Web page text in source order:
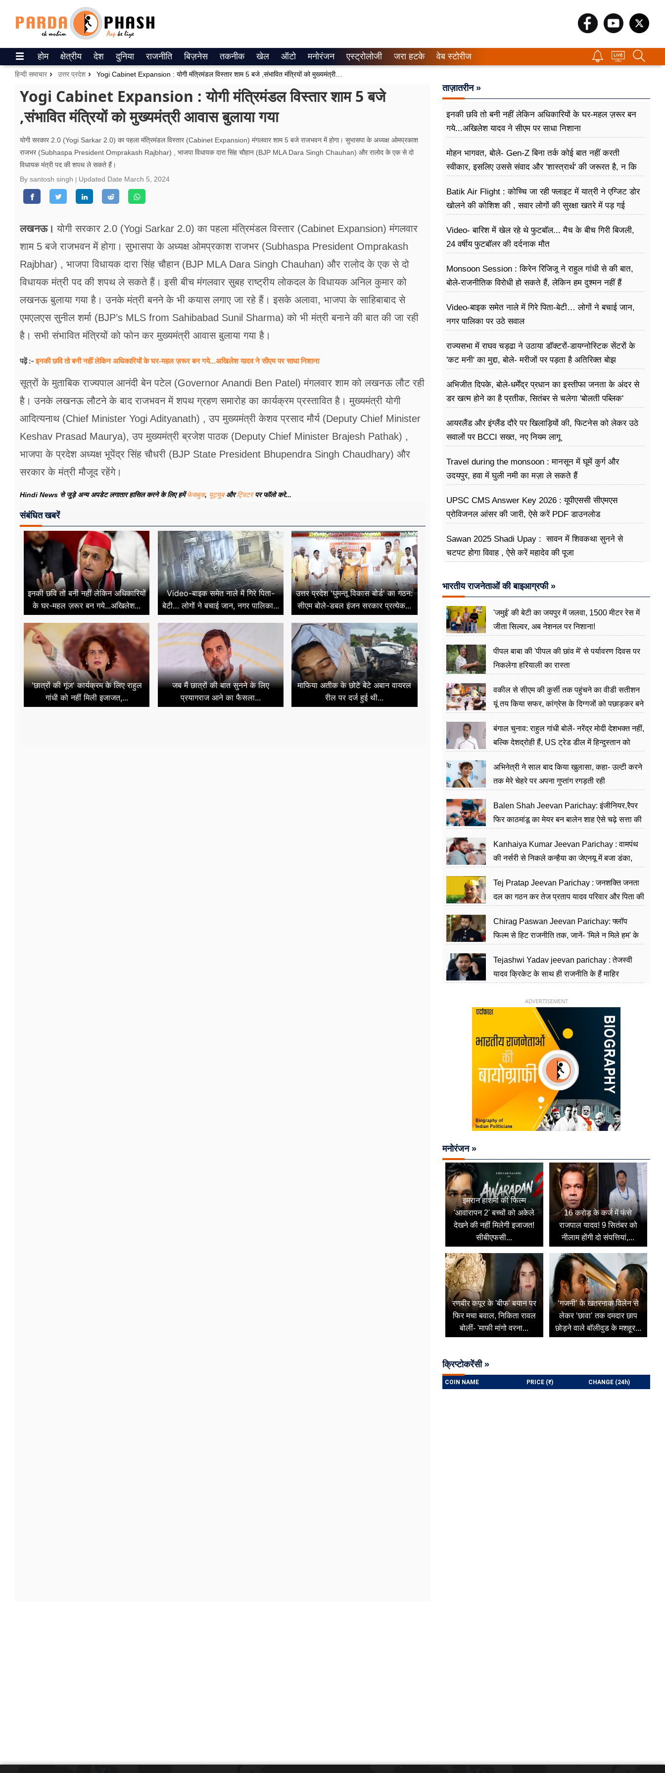
ePaper
वेब स्टोरीज
उत्तर प्रदेश
गैलरी
वीडियो
रिलेशनशिप
जीवन मंत्रा
फूड
सेहत
शिक्षा
अन्य खबरें
होम क्षेत्रीय देश दुनिया राजनीति बिज़नेस तकनीक खेल ऑटो मनोरंजन एस्ट्रोलोजी जरा हटके वेब स्टोरीज
हिन्दी समाचार उत्तर प्रदेश Yogi Cabinet Expansion : योगी मंत्रिमंडल विस्तार शाम 5 बजे ,संभावित मंत्रियों को मुख्यमंत्री आवास बुलाया गया
Yogi Cabinet Expansion : योगी मंत्रिमंडल विस्तार शाम 5 बजे
,संभावित मंत्रियों को मुख्यमंत्री आवास बुलाया गया
योगी सरकार 2.0 (Yogi Sarkar 2.0) का पहला मंत्रिमंडल विस्तार (Cabinet Expansion) मंगलवार शाम 5 बजे राजभवन में होगा। सुभासपा के अध्यक्ष ओमप्रकाश
राजभर (Subhaspa President Omprakash Rajbhar) , भाजपा विधायक दारा सिंह चौहान (BJP MLA Dara Singh Chauhan) और रालोद के एक से दो
विधायक मंत्री पद की शपथ ले सकते हैं।
By santosh singh
Updated Date March 5, 2024
लखनऊ। योगी सरकार 2.0 (Yogi Sarkar 2.0) का पहला मंत्रिमंडल विस्तार (Cabinet Expansion) मंगलवार
शाम 5 बजे राजभवन में होगा। सुभासपा के अध्यक्ष ओमप्रकाश राजभर (Subhaspa President Omprakash
Rajbhar) , भाजपा विधायक दारा सिंह चौहान (BJP MLA Dara Singh Chauhan) और रालोद के एक से दो
विधायक मंत्री पद की शपथ ले सकते हैं। इसी बीच मंगलवार सुबह राष्ट्रीय लोकदल के विधायक अनिल कुमार को
लखनऊ बुलाया गया है। उनके मंत्री बनने के भी कयास लगाए जा रहे हैं। इसके अलावा, भाजपा के साहिबाबाद से
एमएलएस सुनील शर्मा (BJP’s MLS from Sahibabad Sunil Sharma) को भी मंत्री बनाने की बात की जा रही
है। सभी संभावित मंत्रियों को फोन कर मुख्यमंत्री आवास बुलाया गया है।
पढ़ें :-इनकी छवि तो बनी नहीं लेकिन अधिकारियों के घर-महल ज़रूर बन गये...अखिलेश यादव ने सीएम पर साधा​ निशाना
सूत्रों के मुताबिक राज्यपाल आनंदी बेन पटेल (Governor Anandi Ben Patel) मंगलवार शाम को लखनऊ लौट रही
है। उनके लखनऊ लौटने के बाद राजभवन में शपथ ग्रहण समारोह का कार्यक्रम प्रस्तावित है। मुख्यमंत्री योगी
आदित्यनाथ (Chief Minister Yogi Adityanath) , उप मुख्यमंत्री केशव प्रसाद मौर्य (Deputy Chief Minister
Keshav Prasad Maurya), उप मुख्यमंत्री ब्रजेश पाठक (Deputy Chief Minister Brajesh Pathak) ,
भाजपा के प्रदेश अध्यक्ष भूपेंद्र सिंह चौधरी (BJP State President Bhupendra Singh Chaudhary) और
सरकार के मंत्री मौजूद रहेंगे।
Hindi News से जुड़े अन्य अपडेट लगातार हासिल करने के लिए हमेंफेसबुक, यूट्यूबऔरट्विटरपर फॉलो करे...
संबंधित खबरें
इनकी छवि तो बनी नहीं लेकिन अधिकारियों
के घर-महल ज़रूर बन गये...अखिलेश...
Video-बाइक समेत नाले में गिरे पिता-
बेटी… लोगों ने बचाई जान, नगर पालिका...
उत्तर प्रदेश 'घुमन्तू विकास बोर्ड' का गठन:
सीएम बोले-डबल इंजन सरकार प्रत्येक...
'छात्रों की गूंज' कार्यक्रम के लिए राहुल
गांधी को नहीं मिली इजाजत,...
जब मैं छात्रों की बात सुनने के लिए
प्रयागराज आने का फैसला...
माफिया अतीक के छोटे बेटे अबान वायरल
रील पर दर्ज हुई थी...
ताज़ातरीन »
इनकी छवि तो बनी नहीं लेकिन अधिकारियों के घर-महल ज़रूर बन
गये...अखिलेश यादव ने सीएम पर साधा​ निशाना
मोहन भागवत, बोले- Gen-Z बिना तर्क कोई बात नहीं करती
स्वीकार, इसलिए उससे संवाद और 'शास्त्रार्थ' की जरूरत है, न कि
Batik Air Flight : कोच्चि जा रही फ्लाइट में यात्री ने एग्जिट डोर
खोलने की कोशिश की , सवार लोगों की सुरक्षा खतरे में पड़ गई
Video- बारिश में खेल रहे थे फुटबॉल... मैच के बीच गिरी बिजली,
24 वर्षीय फुटबॉलर की दर्दनाक मौत
Monsoon Session : किरेन रिजिजू ने राहुल गांधी से की बात,
बोले-राजनीतिक विरोधी हो सकते हैं, लेकिन हम दुश्मन नहीं हैं
Video-बाइक समेत नाले में गिरे पिता-बेटी… लोगों ने बचाई जान,
नगर पालिका पर उठे सवाल
राज्यसभा में राघव चड्ढा ने उठाया डॉक्टरों-डायग्नोस्टिक सेंटरों के
'कट मनी' का मुद्दा, बोले- मरीजों पर पड़ता है अ​तिरिक्त बोझ
अभिजीत दिपके, बोले-धर्मेंद्र प्रधान का इस्तीफा जनता के अंदर से
डर खत्म होने का है प्रतीक, सितंबर से चलेगा 'बोलती पब्लिक'
आयरलैंड और इंग्लैंड दौरे पर खिलाड़ियों की, फिटनेस को लेकर उठे
सवालों पर BCCI सख्त, नए नियम लागू
Travel during the monsoon : मानसून में घूमें कुर्ग और
उदयपुर, हवा में घुली नमी का मज़ा ले सकते हैं
UPSC CMS Answer Key 2026 : यूपीएससी सीएमएस
प्रोविजनल आंसर की जारी, ऐसे करें PDF डाउनलोड
Sawan 2025 Shadi Upay : सावन में शिवकथा सुनने से
चटपट होगा विवाह , ऐसे करें महादेव की पूजा
भारतीय राजनेताओं की बाइआग्रफी »
'जमुई' की बेटी का जयपुर में जलवा, 1500 मीटर रेस में
जीता सिल्वर, अब नेशनल पर निशाना!
पीपल बाबा की 'पीपल की छांव में' से पर्यावरण दिवस पर
निकलेगा हरियाली का रास्ता
वकील से सीएम की कुर्सी तक पहुंचने का वीडी सतीशन
यूं तय किया सफर, कांग्रेस के दिग्गजों को पछाड़कर बने
बंगाल चुनाव: राहुल गांधी बोलें- नरेंद्र मोदी देशभक्त नहीं,
बल्कि देशद्रोही हैं, US ट्रेड डील में हिन्दुस्तान को
अभिनेत्री ने साल बाद किया खुलासा, कहा- उल्टी करने
तक मेरे चेहरे पर अपना गुप्तांग रगड़ती रही
Balen Shah Jeevan Parichay: इंजीनियर,रैपर
फिर काठमांडू का मेयर बन बालेन शाह ऐसे चढ़े सत्ता की
Kanhaiya Kumar Jeevan Parichay : वामपंथ
की नर्सरी से निकले कन्हैया का जेएनयू में बजा डंका,
Tej Pratap Jeevan Parichay : जनशक्ति जनता
दल का गठन कर तेज प्रताप यादव परिवार और पिता की
Chirag Paswan Jeevan Parichay: फ्लॉप
फिल्म से हिट राजनीति तक, जानें- 'मिले न मिले हम' के
Tejashwi Yadav jeevan parichay : तेजस्वी
यादव क्रिकेट के साथ ही राजनीति के हैं माहिर
ADVERTISEMENT
मनोरंजन »
इमरान हाशमी की फिल्म
'आवारापन 2' बच्चों को अकेले
देखने की नहीं मिलेगी इजाजत!
सीबीएफसी...
16 करोड़ के कर्ज में फंसे
राजपाल यादव! 9 सितंबर को
नीलाम होंगी दो संपत्तियां,...
रणबीर कपूर के 'बीफ' बयान पर
फिर मचा बवाल, निकिता रावल
बोलीं- 'माफी मांगो वरना...
‘गजनी’ के खतरनाक विलेन से
लेकर ‘छावा’ तक दमदार छाप
छोड़ने वाले बॉलीवुड के मशहूर...
क्रिप्टोकरेंसी »